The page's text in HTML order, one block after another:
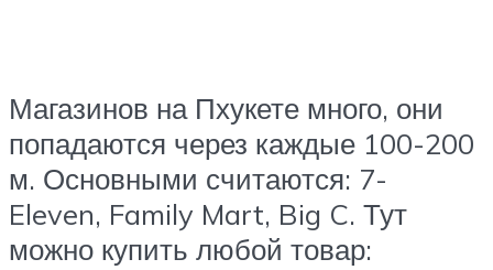
Магазинов на Пхукете много, они
попадаются через каждые 100-200
м. Основными считаются: 7-
Eleven, Family Mart, Big C. Тут
можно купить любой товар: